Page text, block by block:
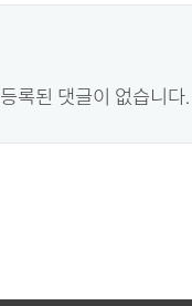
등록된 댓글이 없습니다.